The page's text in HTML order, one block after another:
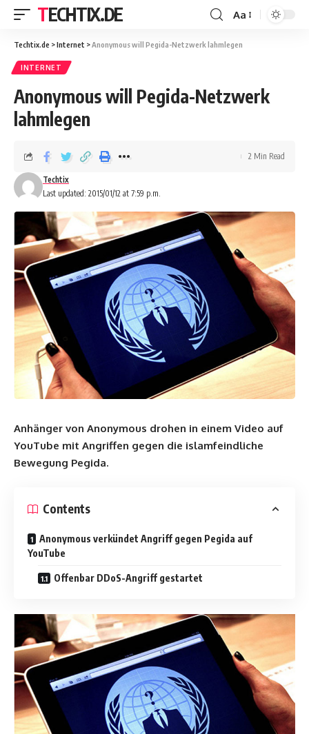
TECHTIX.DE Aa
Techtix.de >Internet >Anonymous will Pegida-Netzwerk lahmlegen
INTERNET
Anonymous will Pegida-Netzwerk
lahmlegen
Last updated: 2015/01/12 at 7:59 p.m.
Techtix
2 Min Read
Anhänger von Anonymous drohen in einem Video auf
YouTube mit Angriffen gegen die islamfeindliche
Bewegung Pegida.
Contents
Anonymous verkündet Angriff gegen Pegida auf
YouTube
Offenbar DDoS-Angriff gestartet